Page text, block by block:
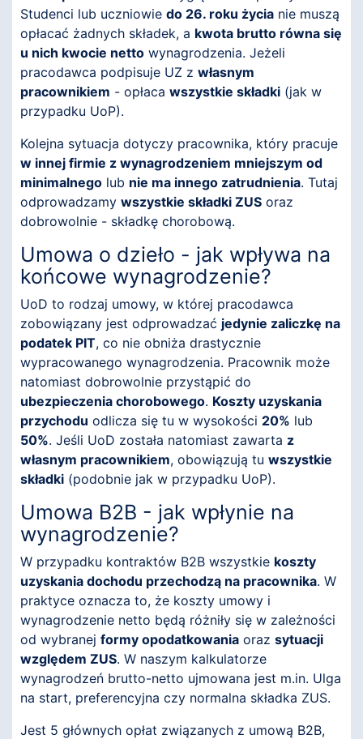
Studenci lub uczniowie do 26. roku życia nie muszą
opłacać żadnych składek, a kwota brutto równa się
u nich kwocie netto wynagrodzenia. Jeżeli
pracodawca podpisuje UZ z własnym
pracownikiem - opłaca wszystkie składki (jak w
przypadku UoP).
Kolejna sytuacja dotyczy pracownika, który pracuje
w innej firmie z wynagrodzeniem mniejszym od
minimalnego lub nie ma innego zatrudnienia. Tutaj
odprowadzamy wszystkie składki ZUS oraz
dobrowolnie - składkę chorobową.
Umowa o dzieło - jak wpływa na
końcowe wynagrodzenie?
UoD to rodzaj umowy, w której pracodawca
zobowiązany jest odprowadzać jedynie zaliczkę na
podatek PIT, co nie obniża drastycznie
wypracowanego wynagrodzenia. Pracownik może
natomiast dobrowolnie przystąpić do
ubezpieczenia chorobowego. Koszty uzyskania
przychodu odlicza się tu w wysokości 20% lub
50%. Jeśli UoD została natomiast zawarta z
własnym pracownikiem, obowiązują tu wszystkie
składki (podobnie jak w przypadku UoP).
Umowa B2B - jak wpłynie na
wynagrodzenie?
W przypadku kontraktów B2B wszystkie koszty
uzyskania dochodu przechodzą na pracownika. W
praktyce oznacza to, że koszty umowy i
wynagrodzenie netto będą różniły się w zależności
od wybranej formy opodatkowania oraz sytuacji
względem ZUS. W naszym kalkulatorze
wynagrodzeń brutto-netto ujmowana jest m.in. Ulga
na start, preferencyjna czy normalna składka ZUS.
Jest 5 głównych opłat związanych z umową B2B,